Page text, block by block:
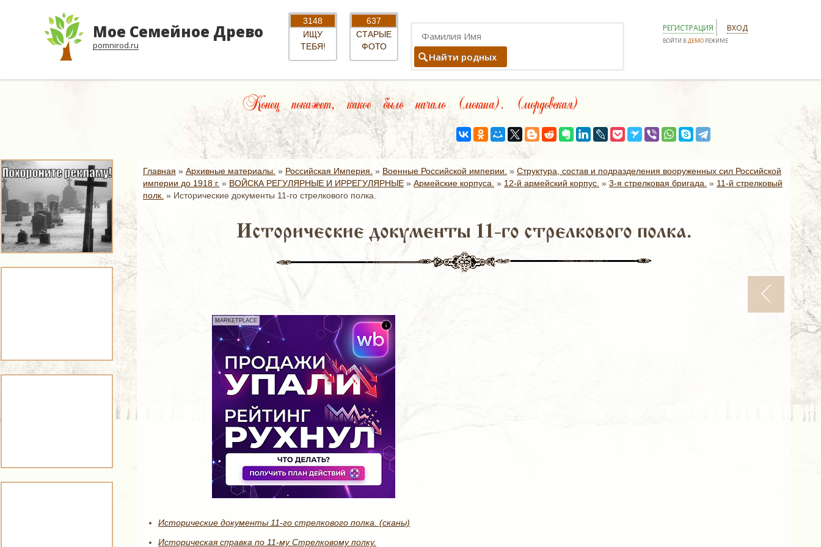
Мое Семейное Древо
pomnirod.ru
3148
ИЩУ
ТЕБЯ!
637
СТАРЫЕ
ФОТО
Найти родных
РЕГИСТРАЦИЯ ВХОД
ВОЙТИ ВДЕМО РЕЖИМЕ
Конец покажет, какое было начало (мокша). (мордовская)
Главная » Архивные материалы. » Российская Империя. » Военные Российской империи. » Структура, состав и подразделения вооруженных сил Российской
империи до 1918 г. » ВОЙСКА РЕГУЛЯРНЫЕ И ИРРЕГУЛЯРНЫЕ » Армейские корпуса. » 12-й армейский корпус. » 3-я стрелковая бригада. » 11-й стрелковый
полк. » Исторические документы 11-го стрелкового полка.
Исторические документы 11-го стрелкового полка.
MARKETPLACE
Исторические документы 11-го стрелкового полка. (сканы)
Историческая справка по 11-му Стрелковому полку.